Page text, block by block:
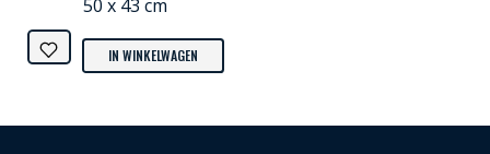
50 x 43 cm
IN WINKELWAGEN